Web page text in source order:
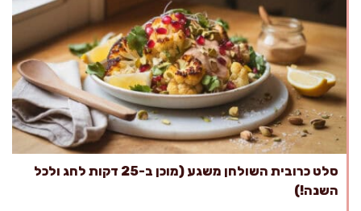
סלט כרובית השולחן משגע (מוכן ב-25 דקות לחג ולכל
השנה!)